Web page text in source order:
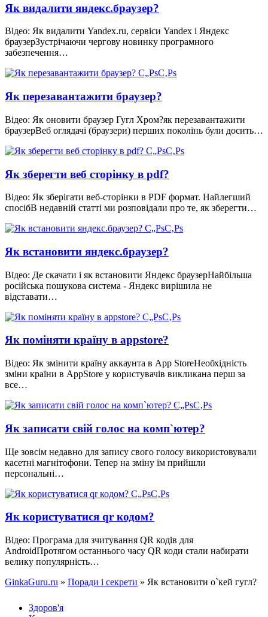
Як видалити яндекс.браузер?
Відео: Як видалити Yandex.ru, сервіси Yandex і Яндекс
браузерЗустрічаючи чергову новинку програмного
забезпечення…
Як перезавантажити браузер?
Відео: Як оновити браузер Гугл Хром?як перезавантажити
браузерВеб оглядачі (браузери) перших поколінь були досить…
Як зберегти веб сторінку в pdf?
Відео: Як зберігати веб-сторінки в PDF формат. Найлегший
спосібВ недавній статті ми розповідали про те, як зберегти…
Як встановити яндекс.браузер?
Відео: Де скачати і як встановити Яндекс браузерНайбільша
російська пошукова система - Яндекс вирішила не
відставати…
Як поміняти країну в appstore?
Відео: Як змінити країну аккаунта в App StoreНеобхідність
зміни країни в AppStore у користувачів викликана перш за
все…
Як записати свій голос на комп`ютер?
Ще зовсім недавно для запису свого голосу використовували
касетні магнітофони. Тепер на зміну їм прийшли
персональні…
Як користуватися qr кодом?
Відео: Програма для зчитування QR кодів для
AndroidПротягом останнього часу QR коди стали набирати
велику популярність…
GinkaGuru.ru » Поради і секрети » Як встановити о`кей гугл?
Здоров'я